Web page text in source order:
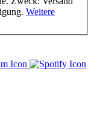
Weitere